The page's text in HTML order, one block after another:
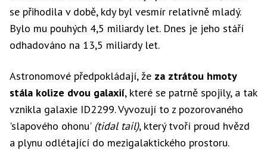
se přihodila v době, kdy byl vesmír relativně mladý.
Bylo mu pouhých 4,5 miliardy let. Dnes je jeho stáří
odhadováno na 13,5 miliardy let.
Astronomové předpokládají, že za ztrátou hmoty
stála kolize dvou galaxií, které se patrně spojily, a tak
vznikla galaxie ID2299. Vyvozují to z pozorovaného
'slapového ohonu' (tidal tail), který tvoří proud hvězd
a plynu odlétající do mezigalaktického prostoru.